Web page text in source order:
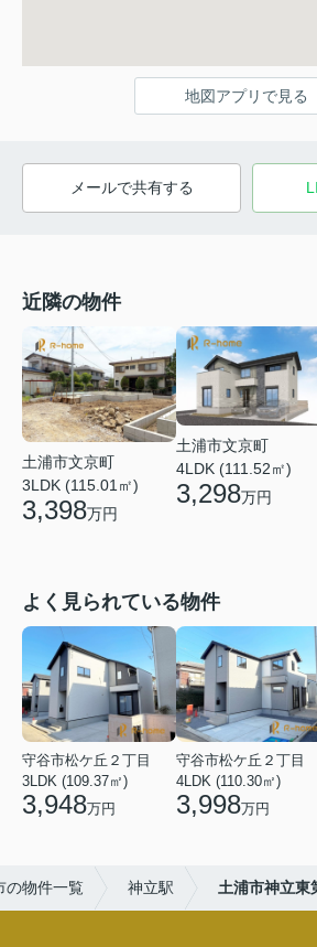
地図アプリで見る
メールで共有する
近隣の物件
土浦市文京町
3LDK (115.01㎡)
3,398万円
土浦市文京町
4LDK (111.52㎡)
3,298万円
よく見られている物件
守谷市松ケ丘２丁目
3LDK (109.37㎡)
3,948万円
守谷市松ケ丘２丁目
4LDK (110.30㎡)
3,998万円
の物件一覧 神立駅 土浦市神立